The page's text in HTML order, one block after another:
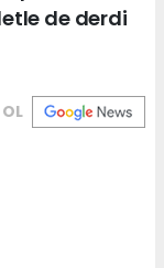
de derdi